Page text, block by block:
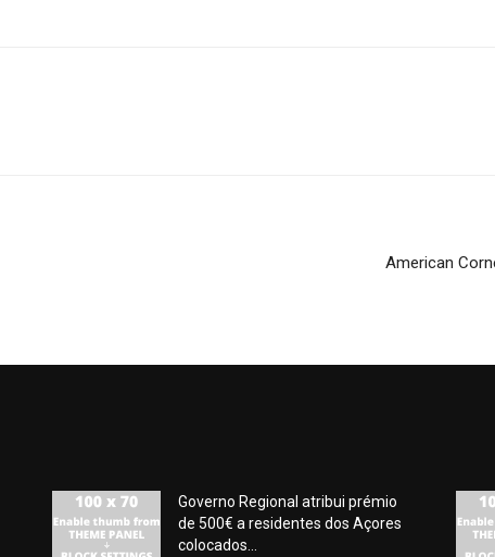
American
Governo Regional atribui prémio
de 500€ a residentes dos Açores
colocados...